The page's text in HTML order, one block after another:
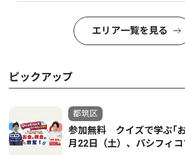
エリア一覧を見る
ピックアップ
都筑区
参加無料 クイズで学ぶ｢
月22日（土）、パシフィコ